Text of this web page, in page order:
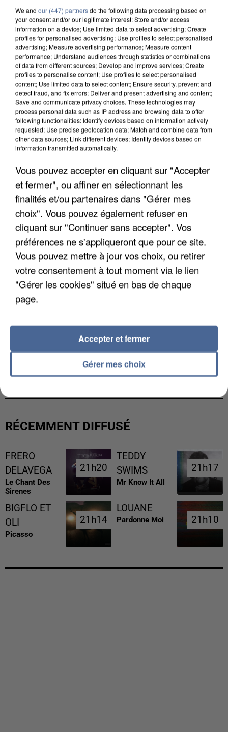
APRÈS TOUTES CES CANICULES, LES REFUGES
DE FAUNE SAUVAGE SONT...
L’UN DES FONDATEURS SUPPOSÉS DE LA DZ
RÉCEMMENT DIFFUSÉ
FRERO
DELAVEGA
Le Chant Des
Sirenes
21h20
21h20
TEDDY
SWIMS
Mr Know It All
21h17
21h17
BIGFLO ET
OLI
Picasso
21h14
21h14
LOUANE
Pardonne Moi 21h10
21h10
We and our (447) partnersdo the following data processing based on
your consent and/or our legitimate interest: Store and/or access
information on a device; Use limited data to select advertising; Create
profiles for personalised advertising; Use profiles to select personalised
advertising; Measure advertising performance; Measure content
performance; Understand audiences through statistics or combinations
of data from different sources; Develop and improve services; Create
profiles to personalise content; Use profiles to select personalised
content; Use limited data to select content; Ensure security, prevent and
detect fraud, and fix errors; Deliver and present advertising and content;
Save and communicate privacy choices. These technologies may
process personal data such as IP address and browsing data to offer
following functionalities: Identify devices based on information actively
requested; Use precise geolocation data; Match and combine data from
other data sources; Link different devices; Identify devices based on
information transmitted automatically.
Vous pouvez accepter en cliquant sur "Accepter
et fermer", ou affiner en sélectionnant les
finalités et/ou partenaires dans "Gérer mes
choix". Vous pouvez également refuser en
cliquant sur "Continuer sans accepter". Vos
préférences ne s'appliqueront que pour ce site.
Vous pouvez mettre à jour vos choix, ou retirer
votre consentement à tout moment via le lien
"Gérer les cookies" situé en bas de chaque
page.
Gérer mes choix
Accepter et fermer